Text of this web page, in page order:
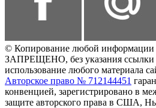
© Копирование любой
ЗАПРЕЩЕНО, без указания ссылки
использование любого материала
Авторское право № 712144451
конвенцией, зарегистрировано в
защите авторского права в США,